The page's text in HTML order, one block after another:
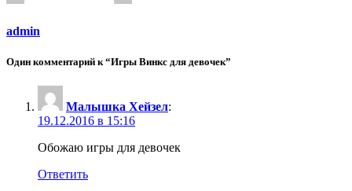
admin
Один комментарий к “Игры Винкс для девочек”
Малышка Хейзел:
19.12.2016 в 15:16
Обожаю игры для девочек
Ответить